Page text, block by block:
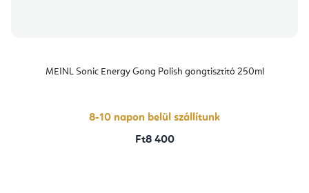
MEINL Sonic Energy Gong Polish gongtisztító 250ml
8-10 napon belül szállítunk
Ft8 400